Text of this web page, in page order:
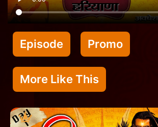
Episode Promo
More Like This